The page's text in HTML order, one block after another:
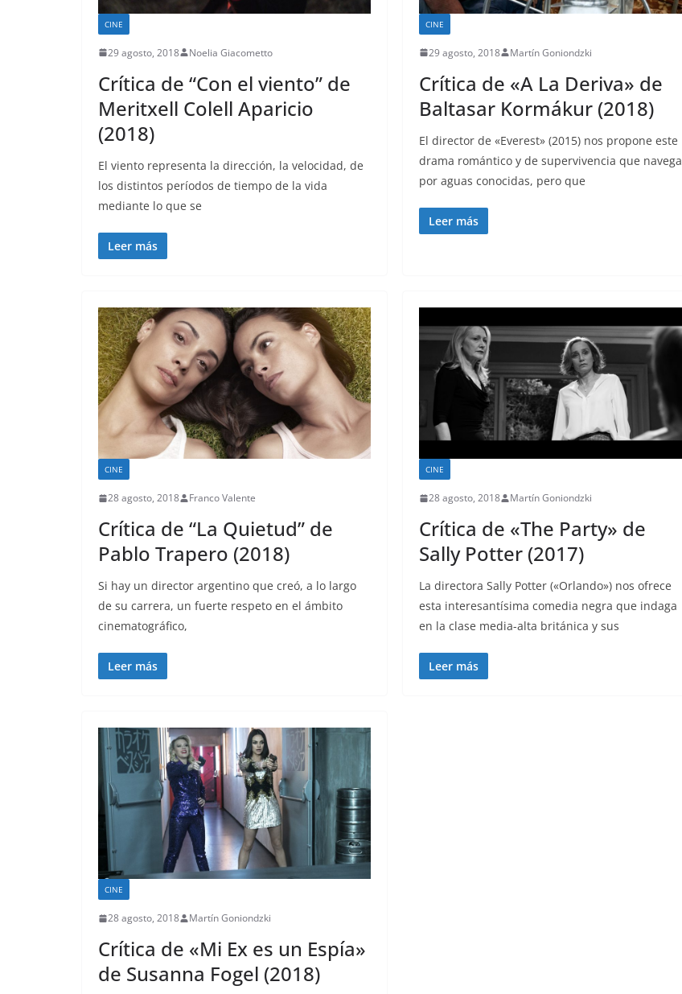
CINE
29 agosto, 2018 Noelia Giacometto
Crítica de “Con el viento” de
Meritxell Colell Aparicio
(2018)
El viento representa la dirección, la velocidad, de
los distintos períodos de tiempo de la vida
mediante lo que se
Leer más
CINE
29 agosto, 2018 Martín Goniondzki
Crítica de «A La Deriva» de
Baltasar Kormákur (2018)
El director de «Everest» (2015) nos propone este
drama romántico y de supervivencia que navega
por aguas conocidas, pero que
Leer más
CINE
28 agosto, 2018 Franco Valente
Crítica de “La Quietud” de
Pablo Trapero (2018)
Si hay un director argentino que creó, a lo largo
de su carrera, un fuerte respeto en el ámbito
cinematográfico,
Leer más
CINE
28 agosto, 2018 Martín Goniondzki
Crítica de «The Party» de
Sally Potter (2017)
La directora Sally Potter («Orlando») nos ofrece
esta interesantísima comedia negra que indaga
en la clase media-alta británica y sus
Leer más
CINE
28 agosto, 2018 Martín Goniondzki
Crítica de «Mi Ex es un Espía»
de Susanna Fogel (2018)